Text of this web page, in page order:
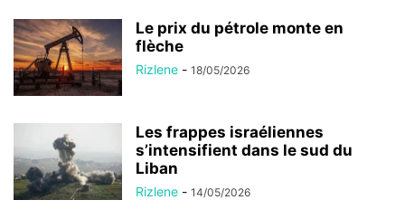
Le prix du pétrole monte en
flèche
Rizlene - 18/05/2026
Les frappes israéliennes
s’intensifient dans le sud du
Liban
Rizlene - 14/05/2026